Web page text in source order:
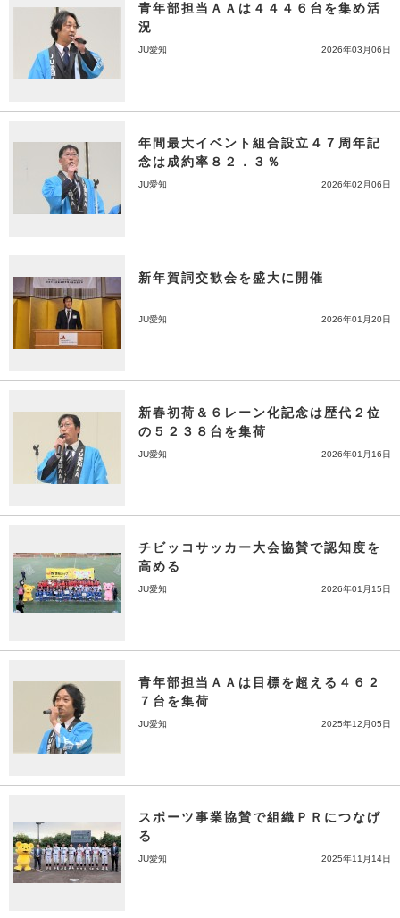
青年部担当ＡＡは４４４６台を集め活
況
JU愛知 2026年03月06日
年間最大イベント組合設立４７周年記
念は成約率８２．３％
JU愛知 2026年02月06日
新年賀詞交歓会を盛大に開催
JU愛知 2026年01月20日
新春初荷＆６レーン化記念は歴代２位
の５２３８台を集荷
JU愛知 2026年01月16日
チビッコサッカー大会協賛で認知度を
高める
JU愛知 2026年01月15日
青年部担当ＡＡは目標を超える４６２
７台を集荷
JU愛知 2025年12月05日
スポーツ事業協賛で組織ＰＲにつなげ
る
JU愛知 2025年11月14日